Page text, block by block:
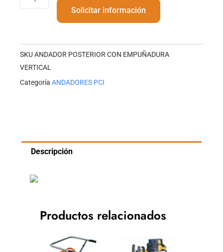
POSTERIOR
EMPUÑADURA
cantidad
Solicitar información
SKUANDADOR POSTERIOR CON EMPUÑADURA
VERTICAL
Categoría ANDADORES PCI
Descripción
Productos relacionados